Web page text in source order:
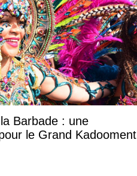
Barbade : une
le Grand Kadooment